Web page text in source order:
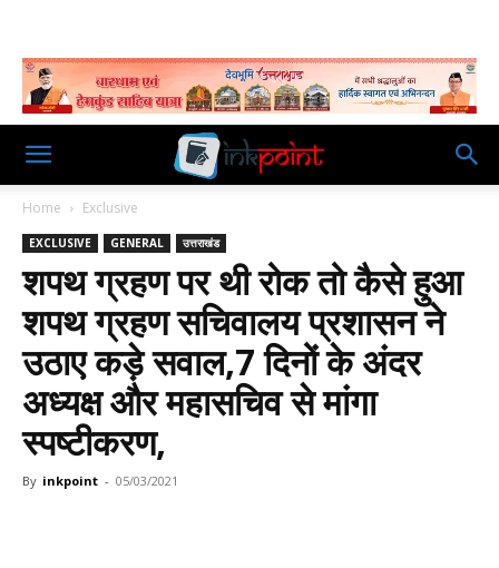
Home Exclusive
EXCLUSIVE GENERAL उत्तराखंड
शपथ ग्रहण पर थी रोक तो कैसे हुआ
शपथ ग्रहण सचिवालय प्रशासन ने
उठाए कड़े सवाल,7 दिनों के अंदर
अध्यक्ष और महासचिव से मांगा
स्पष्टीकरण,
By inkpoint - 05/03/2021